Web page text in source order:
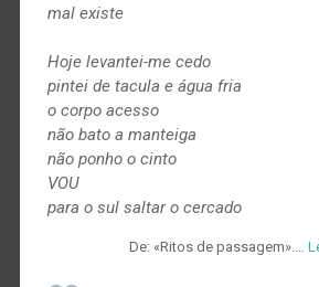
mal existe
Hoje levantei-me cedo
pintei de tacula e água fria
o corpo acesso
não bato a manteiga
não ponho o cinto
VOU
para o sul saltar o cercado
De: «Ritos de passagem».…